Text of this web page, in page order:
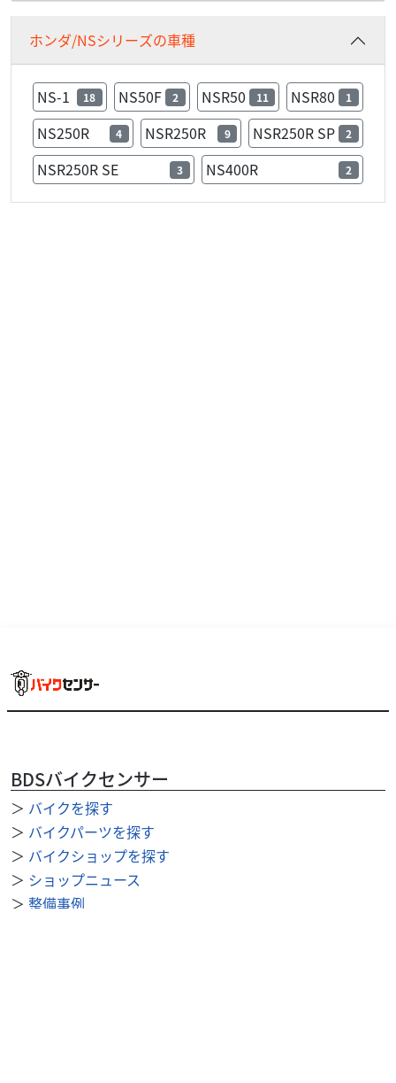
ホンダ/NSシリーズの車種
NS-1 18 NS50F 2 NSR50 11 NSR80 1
NS250R 4 NSR250R 9 NSR250R SP 2
NSR250R SE 3 NS400R 2
BDSバイクセンサー
＞ バイクを探す
＞ バイクパーツを探す
＞ バイクショップを探す
＞ ショップニュース
＞ 整備事例